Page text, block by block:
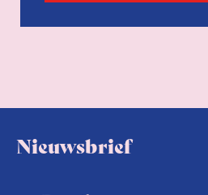
Nieuwsbrief